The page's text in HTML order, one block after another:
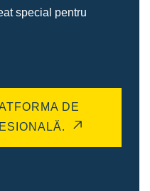
special pentru
DE